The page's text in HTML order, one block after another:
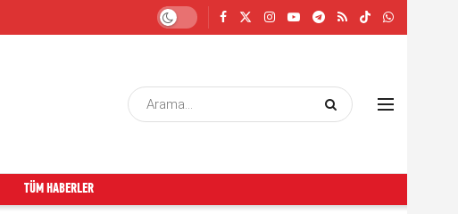
TÜM HABERLER